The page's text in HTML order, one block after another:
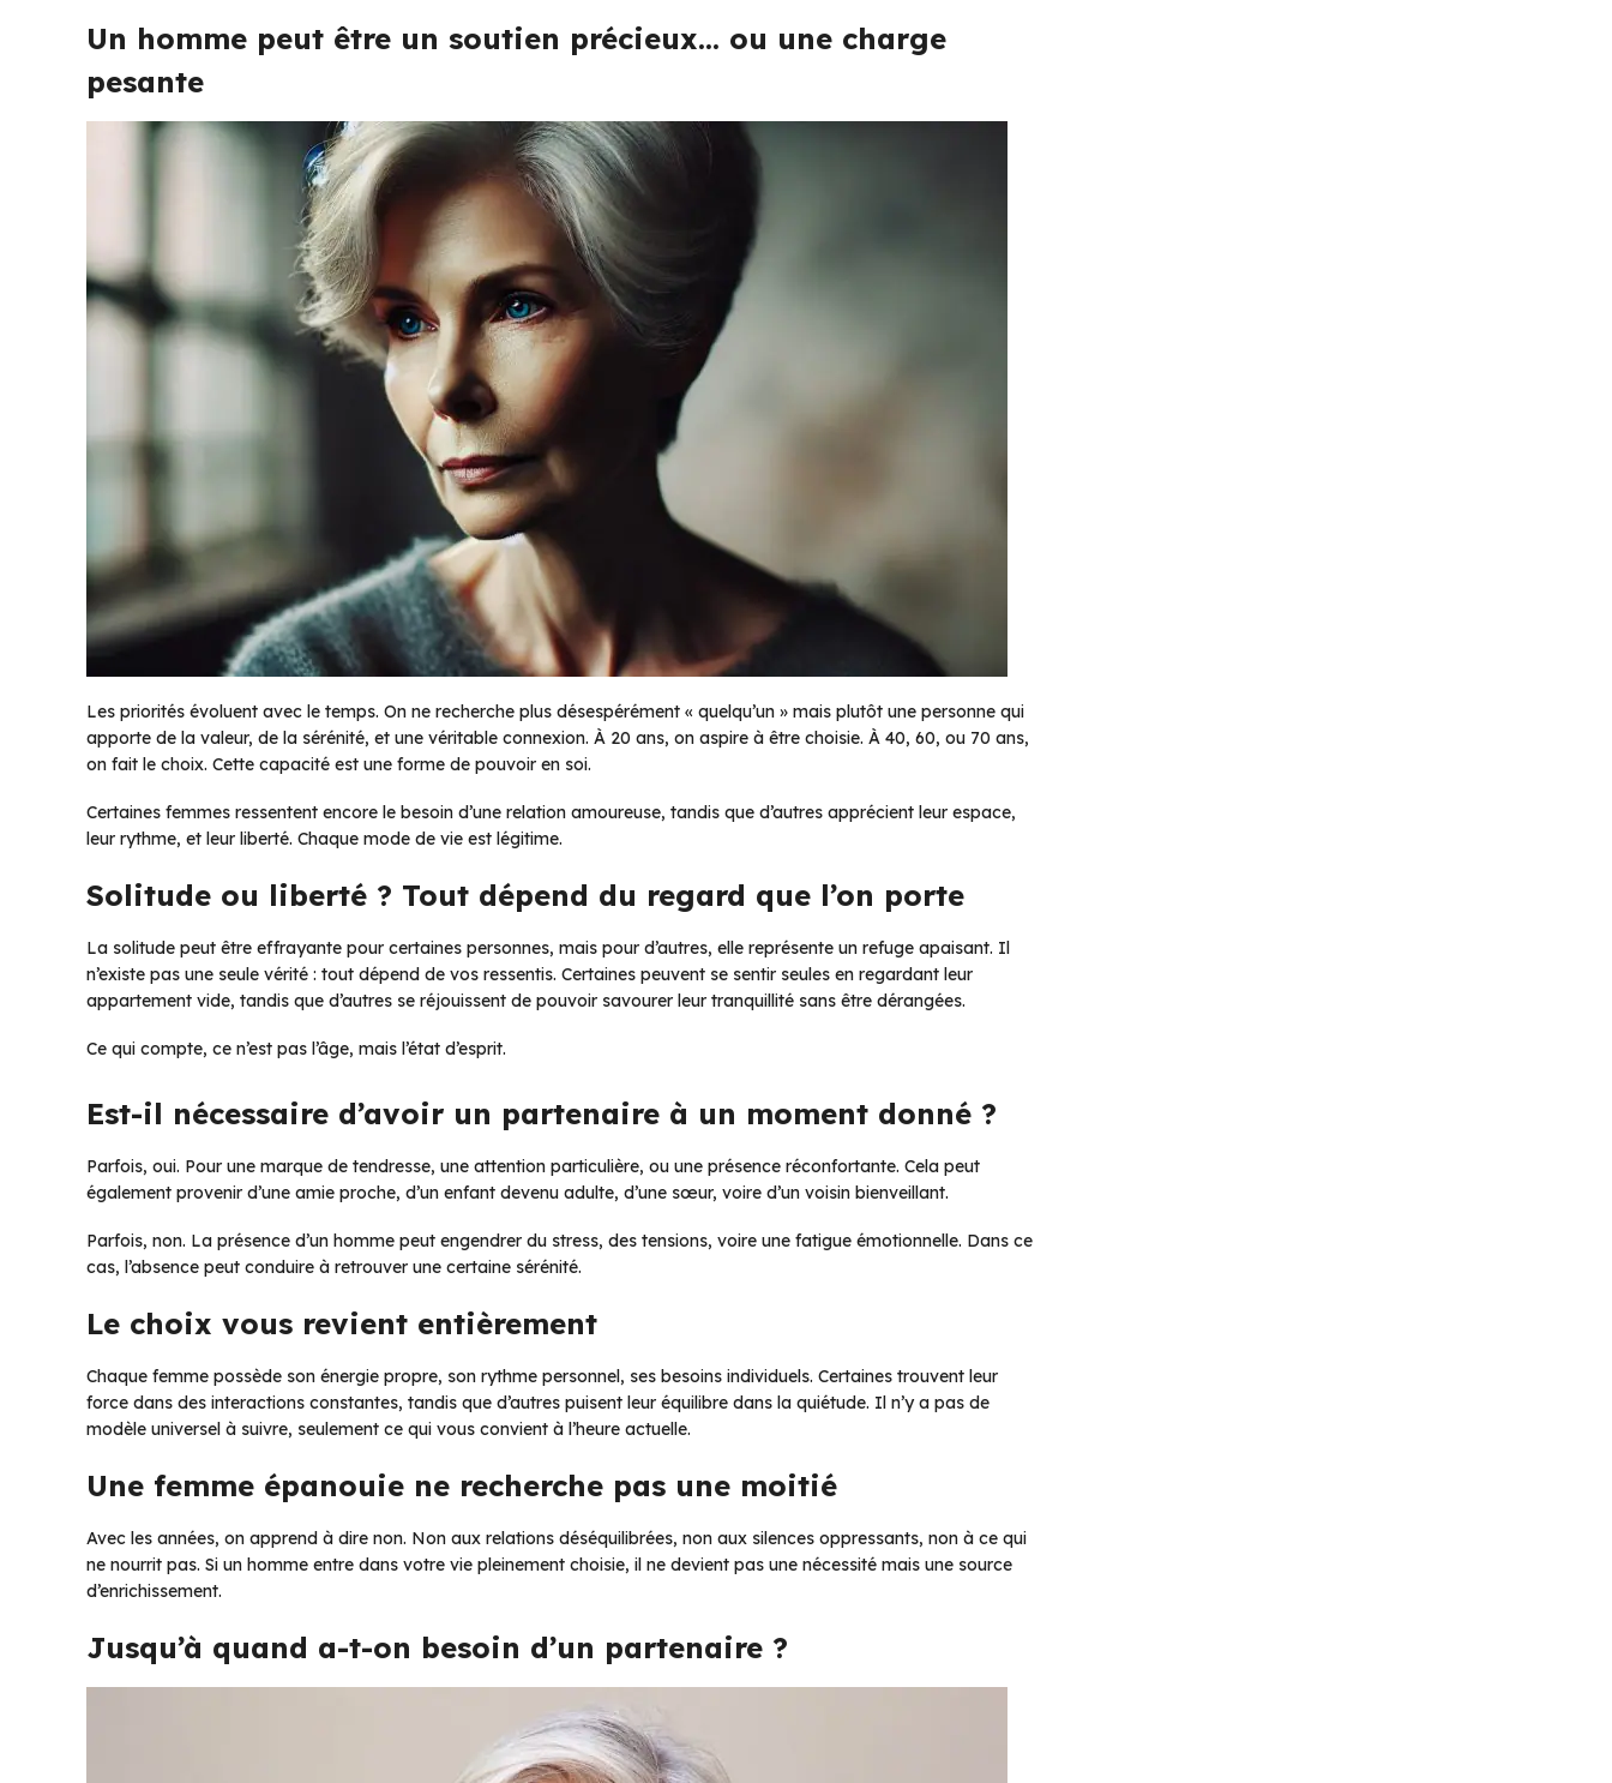
Un homme peut être un soutien précieux… ou une charge
pesante
Les priorités évoluent avec le temps. On ne recherche plus désespérément « quelqu’un » mais plutôt une personne qui
apporte de la valeur, de la sérénité, et une véritable connexion. À 20 ans, on aspire à être choisie. À 40, 60, ou 70 ans,
on fait le choix. Cette capacité est une forme de pouvoir en soi.
Certaines femmes ressentent encore le besoin d’une relation amoureuse, tandis que d’autres apprécient leur espace,
leur rythme, et leur liberté. Chaque mode de vie est légitime.
Solitude ou liberté ? Tout dépend du regard que l’on porte
La solitude peut être effrayante pour certaines personnes, mais pour d’autres, elle représente un refuge apaisant. Il
n’existe pas une seule vérité : tout dépend de vos ressentis. Certaines peuvent se sentir seules en regardant leur
appartement vide, tandis que d’autres se réjouissent de pouvoir savourer leur tranquillité sans être dérangées.
Ce qui compte, ce n’est pas l’âge, mais l’état d’esprit.
Est-il nécessaire d’avoir un partenaire à un moment donné ?
Parfois, oui. Pour une marque de tendresse, une attention particulière, ou une présence réconfortante. Cela peut
également provenir d’une amie proche, d’un enfant devenu adulte, d’une sœur, voire d’un voisin bienveillant.
Parfois, non. La présence d’un homme peut engendrer du stress, des tensions, voire une fatigue émotionnelle. Dans ce
cas, l’absence peut conduire à retrouver une certaine sérénité.
Le choix vous revient entièrement
Chaque femme possède son énergie propre, son rythme personnel, ses besoins individuels. Certaines trouvent leur
force dans des interactions constantes, tandis que d’autres puisent leur équilibre dans la quiétude. Il n’y a pas de
modèle universel à suivre, seulement ce qui vous convient à l’heure actuelle.
Une femme épanouie ne recherche pas une moitié
Avec les années, on apprend à dire non. Non aux relations déséquilibrées, non aux silences oppressants, non à ce qui
ne nourrit pas. Si un homme entre dans votre vie pleinement choisie, il ne devient pas une nécessité mais une source
d’enrichissement.
Jusqu’à quand a-t-on besoin d’un partenaire ?